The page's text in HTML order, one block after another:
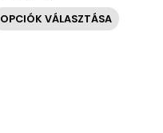
OPCIÓK VÁLASZTÁSA van.